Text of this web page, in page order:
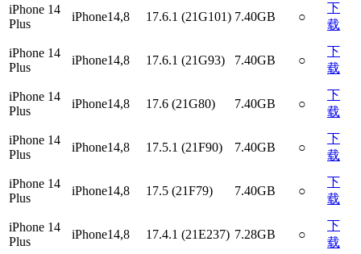
iPhone 14
Plus
iPhone14,8 17.6.1 (21G101) 7.40GB ○
下
载
iPhone 14
Plus
iPhone14,8 17.6.1 (21G93) 7.40GB ○
下
载
iPhone 14
Plus
iPhone14,8 17.6 (21G80) 7.40GB ○
下
载
iPhone 14
Plus
iPhone14,8 17.5.1 (21F90) 7.40GB ○
下
载
iPhone 14
Plus
iPhone14,8 17.5 (21F79) 7.40GB ○
下
载
iPhone 14
Plus
iPhone14,8 17.4.1 (21E237) 7.28GB ○
下
载